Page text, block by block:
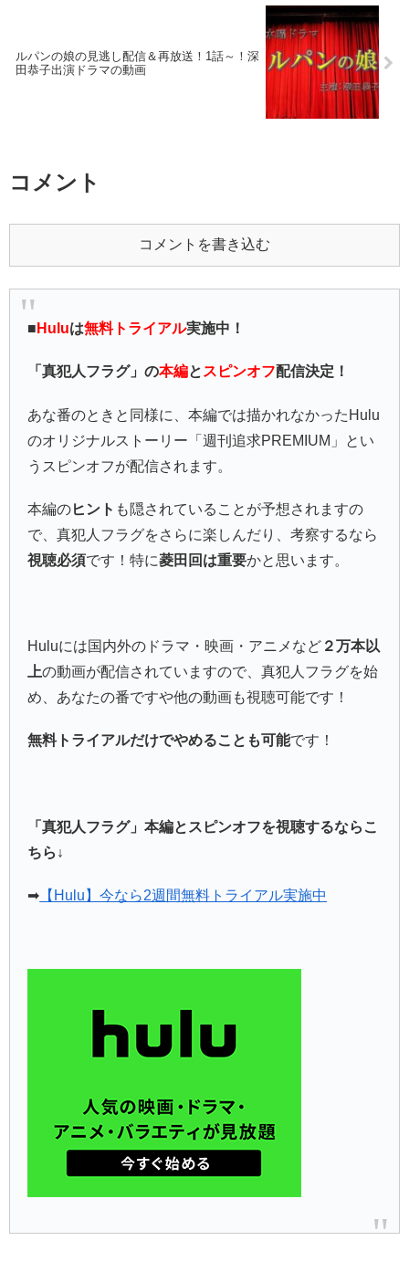
ルパンの娘の見逃し配信＆再放送！1話～！深
田恭子出演ドラマの動画
コメント
コメントを書き込む
■ Huluは無料トライアル実施中！
「真犯人フラグ」の本編とスピンオフ配信決定！
あな番のときと同様に、本編では描かれなかったHulu
のオリジナルストーリー「週刊追求PREMIUM」とい
うスピンオフが配信されます。
本編のヒント も隠されていることが予想されますの
で、真犯人フラグをさらに楽しんだり、考察するなら
視聴必須です！特に菱田回は重要かと思います。
Huluには国内外のドラマ・映画・アニメなど ２万本以
上の動画が配信されていますので、真犯人フラグを始
め、あなたの番ですや他の動画も視聴可能です！
無料トライアルだけでやめることも可能です！
「真犯人フラグ」本編とスピンオフを視聴するならこ
ちら↓
➡ 【Hulu】今なら2週間無料トライアル実施中